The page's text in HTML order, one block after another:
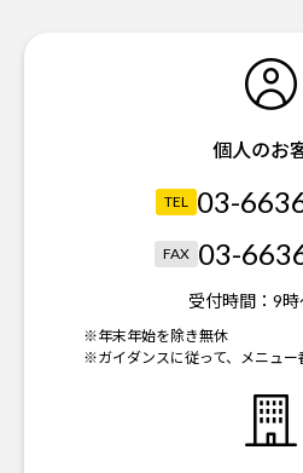
個人のお
TEL 03-
FAX 03-
受付時間： 9時
※年末年始を除き無休
※ガイダンスに従って、メニュー